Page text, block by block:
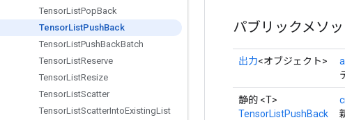
TensorListPopBack
TensorListPushBack
TensorListPushBackBatch
TensorListReserve
TensorListResize
TensorListScatter
TensorListScatterIntoExistingList
パブリックメソ
出力<オブジェクト>
静的 <T>
TensorListPushBack